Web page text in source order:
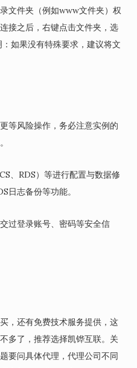
文件夹（例如www文件夹）权
接之后，右键点击文件夹，选
如果没有特殊要求，建议将文
等风险操作，务必注意实例的
、RDS）等进行配置与数据修
日志备份等功能。
过登录账号、密码等安全信
，还有免费技术服务提供，这
多了，推荐选择凯铧互联。关
要问具体代理，代理公司不同